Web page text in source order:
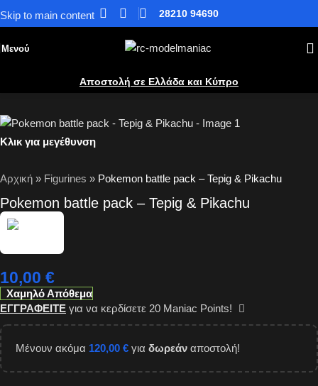
Skip to main content 28210 94690
Μενού
Αποστολή σε Ελλάδα και Κύπρο
Κλικ για μεγέθυνση
Αρχική » Figurines » Pokemon battle pack – Tepig & Pikachu
Pokemon battle pack – Tepig & Pikachu
10,00 €
Χαμηλό Απόθεμα
ΕΓΓΡΑΦΕΙΤΕ για να κερδίσετε 20 Maniac Points!
Μένουν ακόμα 120,00 € για δωρεάν αποστολή!